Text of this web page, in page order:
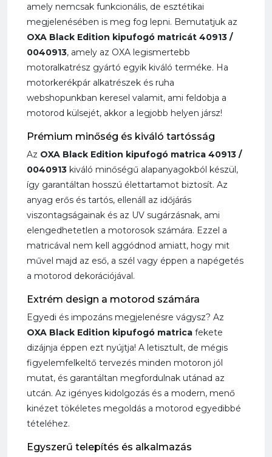
amely nemcsak funkcionális, de esztétikai
megjelenésében is meg fog lepni. Bemutatjuk az
OXA Black Edition kipufogó matricát 40913 /
0040913, amely az OXA legismertebb
motoralkatrész gyártó egyik kiváló terméke. Ha
motorkerékpár alkatrészek és ruha
webshopunkban keresel valamit, ami feldobja a
motorod külsejét, akkor a legjobb helyen jársz!
Prémium minőség és kiváló tartósság
Az OXA Black Edition kipufogó matrica 40913 /
0040913 kiváló minőségű alapanyagokból készül,
így garantáltan hosszú élettartamot biztosít. Az
anyag erős és tartós, ellenáll az időjárás
viszontagságainak és az UV sugárzásnak, ami
elengedhetetlen a motorosok számára. Ezzel a
matricával nem kell aggódnod amiatt, hogy mit
művel majd az eső, a szél vagy éppen a napégetés
a motorod dekorációjával.
Extrém design a motorod számára
Egyedi és impozáns megjelenésre vágysz? Az
OXA Black Edition kipufogó matrica fekete
dizájnja éppen ezt nyújtja! A letisztult, de mégis
figyelemfelkeltő tervezés minden motoron jól
mutat, és garantáltan megfordulnak utánad az
utcán. Az igényes kidolgozás és a modern, menő
kinézet tökéletes megoldás a motorod egyedibbé
tételéhez.
Egyszerű telepítés és alkalmazás